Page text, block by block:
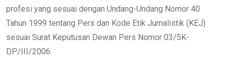
profesi yang sesuai dengan Undang-Undang Nomor 40
Tahun 1999 tentang Pers dan Kode Etik Jurnalistik (KEJ)
sesuai Surat Keputusan Dewan Pers Nomor 03/5K-
DP/III/2006.